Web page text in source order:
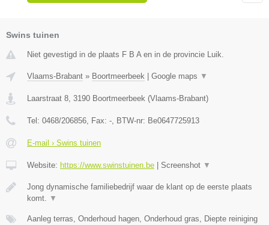
Swins tuinen
Niet gevestigd in de plaats F B A en in de provincie Luik.
Vlaams-Brabant » Boortmeerbeek Google maps ▼
Laarstraat 8, 3190 Boortmeerbeek (Vlaams-Brabant)
Tel: 0468/206856, Fax: -, BTW-nr: Be0647725913
E-mail › Swins tuinen
Website: https://www.swinstuinen.be Screenshot ▼
Jong dynamische familiebedrijf waar de klant op de eerste plaats
komt. ▼
Aanleg terras, Onderhoud hagen, Onderhoud gras, Diepte reiniging